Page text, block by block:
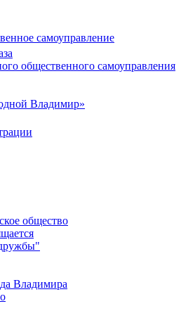
самоуправление
общественного самоуправления
Владимир»
общество
Владимира